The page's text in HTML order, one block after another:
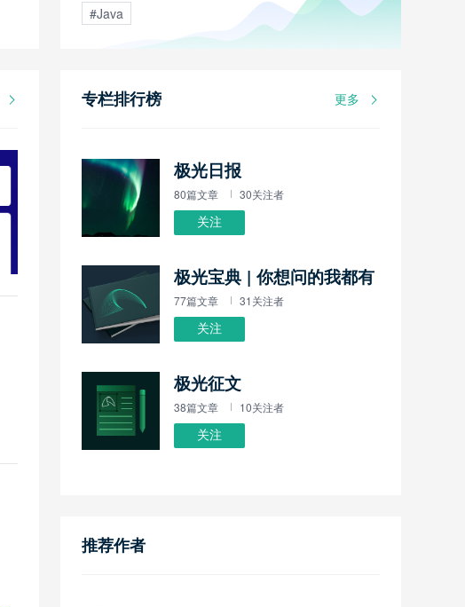
#Java
专栏排行榜 更多
极光日报
80篇文章 30关注者
关注
极光宝典 | 你想问的我都有
77篇文章 31关注者
关注
极光征文
38篇文章 10关注者
关注
推荐作者